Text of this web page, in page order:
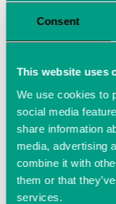
Consent
This website uses
We use cookies to
social media
share information
media, advertising
combine it with
them or that
services.